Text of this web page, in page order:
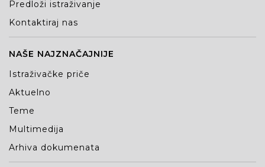
Predloži istraživanje
Kontaktiraj nas
NAŠE NAJZNAČAJNIJE
Istraživačke priče
Aktuelno
Teme
Multimedija
Arhiva dokumenata